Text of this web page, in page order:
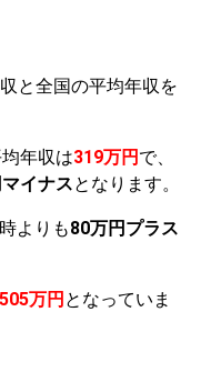
と全国の平均年収を
年収は319万円 で、
イナスとなります。
よりも80万円プラス
505万円 となっていま